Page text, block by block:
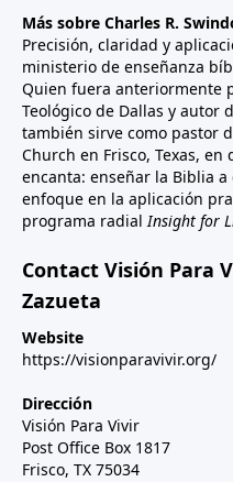
Más sobre Charles R.
Precisión, claridad y
ministerio de enseñanza
Quien fuera anteriormente
Teológico de Dallas y autor
también sirve como pastor
Church en Frisco, Texas,
encanta: enseñar la Biblia a
enfoque en la aplicación
programa radialInsight for
Contact Visión Para
Zazueta
Website
https://visionparavivir.org/
Dirección
Visión Para Vivir
Post Office Box 1817
Frisco, TX 75034